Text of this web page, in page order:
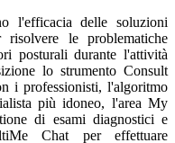
l'efficacia delle soluzioni
le problematiche
posturali durante l'attività
lo strumento Consult
i professionisti, l'algoritmo
più idoneo, l'area My
di esami diagnostici e
Chat per effettuare